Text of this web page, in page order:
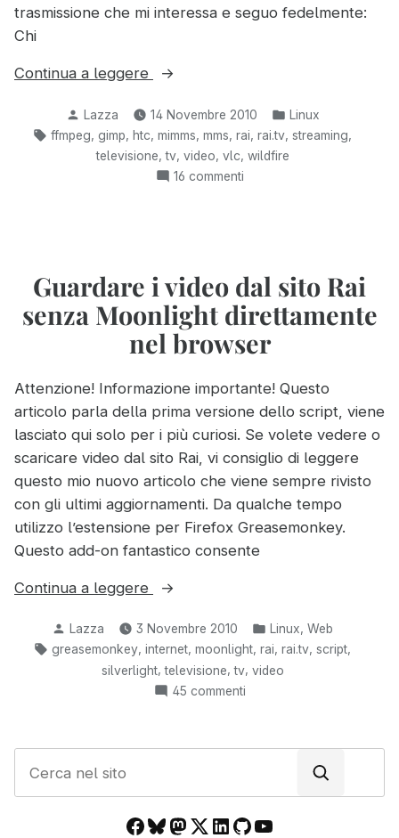
trasmissione che mi interessa e seguo fedelmente:
Chi
Continua a leggere
“Scaricare,
e
convertire
le
puntate
sul
telefono”
Pubblicato
da
Lazza 14 Novembre 2010
Pubblicato
in:
Linux
Tag:
ffmpeg gimp htc mimms mms rai rai.tv streaming
televisione ,tv, video vlc wildfire
16 commentisu
le
puntate
RAI
guardarle
telefono
Guardare i video dal sito Rai
senza Moonlight direttamente
nel browser
Attenzione! Informazione importante! Questo
articolo parla della prima versione dello script, viene
lasciato qui solo per i più curiosi. Se volete vedere o
scaricare video dal sito Rai, vi consiglio di leggere
questo mio nuovo articolo che viene sempre rivisto
con gli ultimi aggiornamenti. Da qualche tempo
utilizzo l’estensione per Firefox Greasemonkey.
Questo add-on fantastico consente
Continua a leggere
“Guardare
video
dal
sito
Rai
Moonlight
nel
browser”
Pubblicato
da
Lazza 3 Novembre 2010
Pubblicato
in:
Linux Web
Tag:
greasemonkey, internet, moonlight, rai, rai.tv, script,
silverlight,televisione,tv, video
45 commentisu
video
senza
c
Facebook
Bluesky
Mastodon
X LinkedIn
GitHub
YouTube